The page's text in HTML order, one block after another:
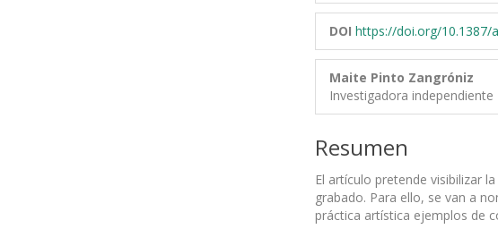
DOI https://doi.org/10.1387/
Maite Pinto Zangróniz
Investigadora independiente
Resumen
El artículo pretende visibilizar
grabado. Para ello, se van a
práctica artística ejemplos de